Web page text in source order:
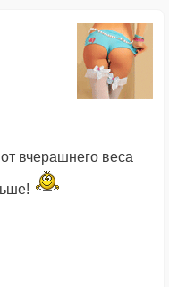
вчерашнего веса